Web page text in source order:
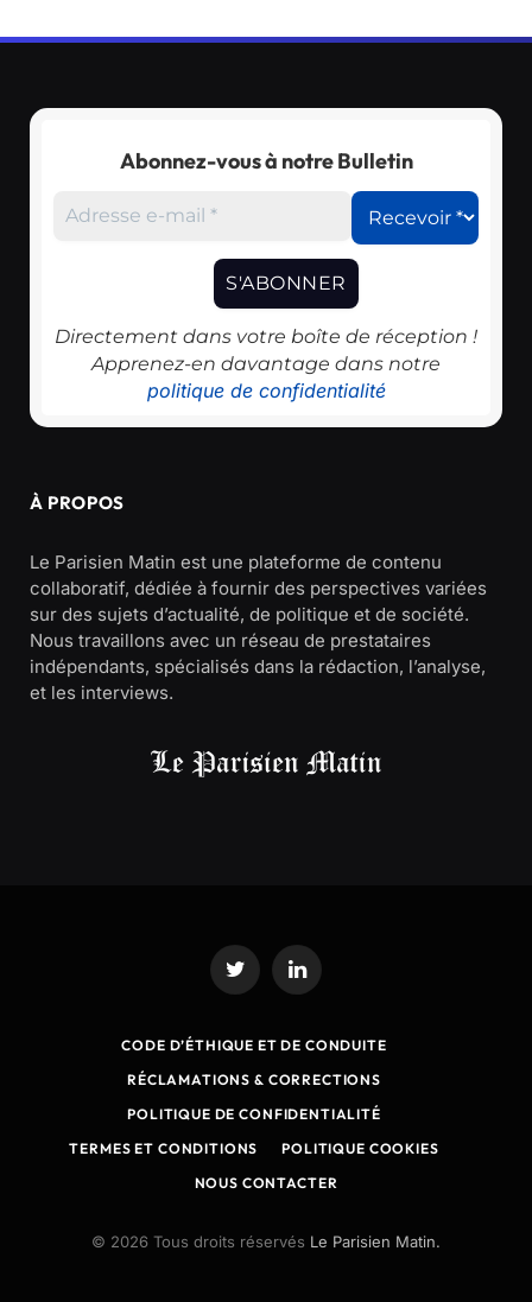
Abonnez-vous à notre Bulletin
Directement dans votre boîte de réception !
Apprenez-en davantage dans notre
politique de confidentialité
À PROPOS
Le Parisien Matin est une plateforme de contenu
collaboratif, dédiée à fournir des perspectives variées
sur des sujets d’actualité, de politique et de société.
Nous travaillons avec un réseau de prestataires
indépendants, spécialisés dans la rédaction, l’analyse,
et les interviews.
Twitter LinkedIn
CODE D’ÉTHIQUE ET DE CONDUITE
RÉCLAMATIONS & CORRECTIONS
POLITIQUE DE CONFIDENTIALITÉ
TERMES ET CONDITIONS
POLITIQUE COOKIES
NOUS CONTACTER
© 2026 Tous droits réservés Le Parisien Matin.